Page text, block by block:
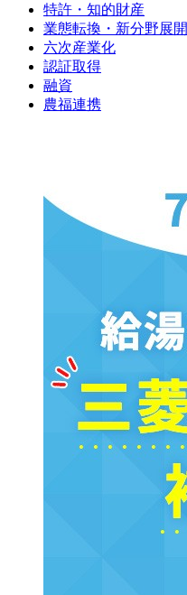
特許・知的財産
業態転換・新分野展開
六次産業化
認証取得
融資
農福連携